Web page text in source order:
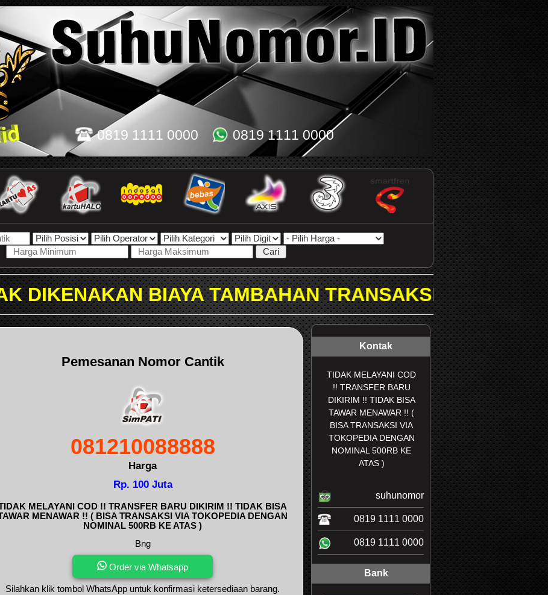
0819 1111 0000 0819 1111 0000
BIAYA TAMBAHAN TRANSAKSI DI TOKOPEDIA &
Pemesanan Nomor Cantik
081210088888
Harga
Rp. 100 Juta
MELAYANI COD !! TRANSFER BARU DIKIRIM !! TIDAK BISA
MENAWAR !! ( BISA TRANSAKSI VIA TOKOPEDIA DENGAN
NOMINAL 500RB KE ATAS )
Bng
Order via Whatsapp
Silahkan klik tombol WhatsApp untuk konfirmasi ketersediaan barang.
Kontak
TIDAK MELAYANI COD
!! TRANSFER BARU
DIKIRIM !! TIDAK BISA
TAWAR MENAWAR !! (
BISA TRANSAKSI VIA
TOKOPEDIA DENGAN
NOMINAL 500RB KE
ATAS )
suhunomor
0819 1111 0000
0819 1111 0000
Bank